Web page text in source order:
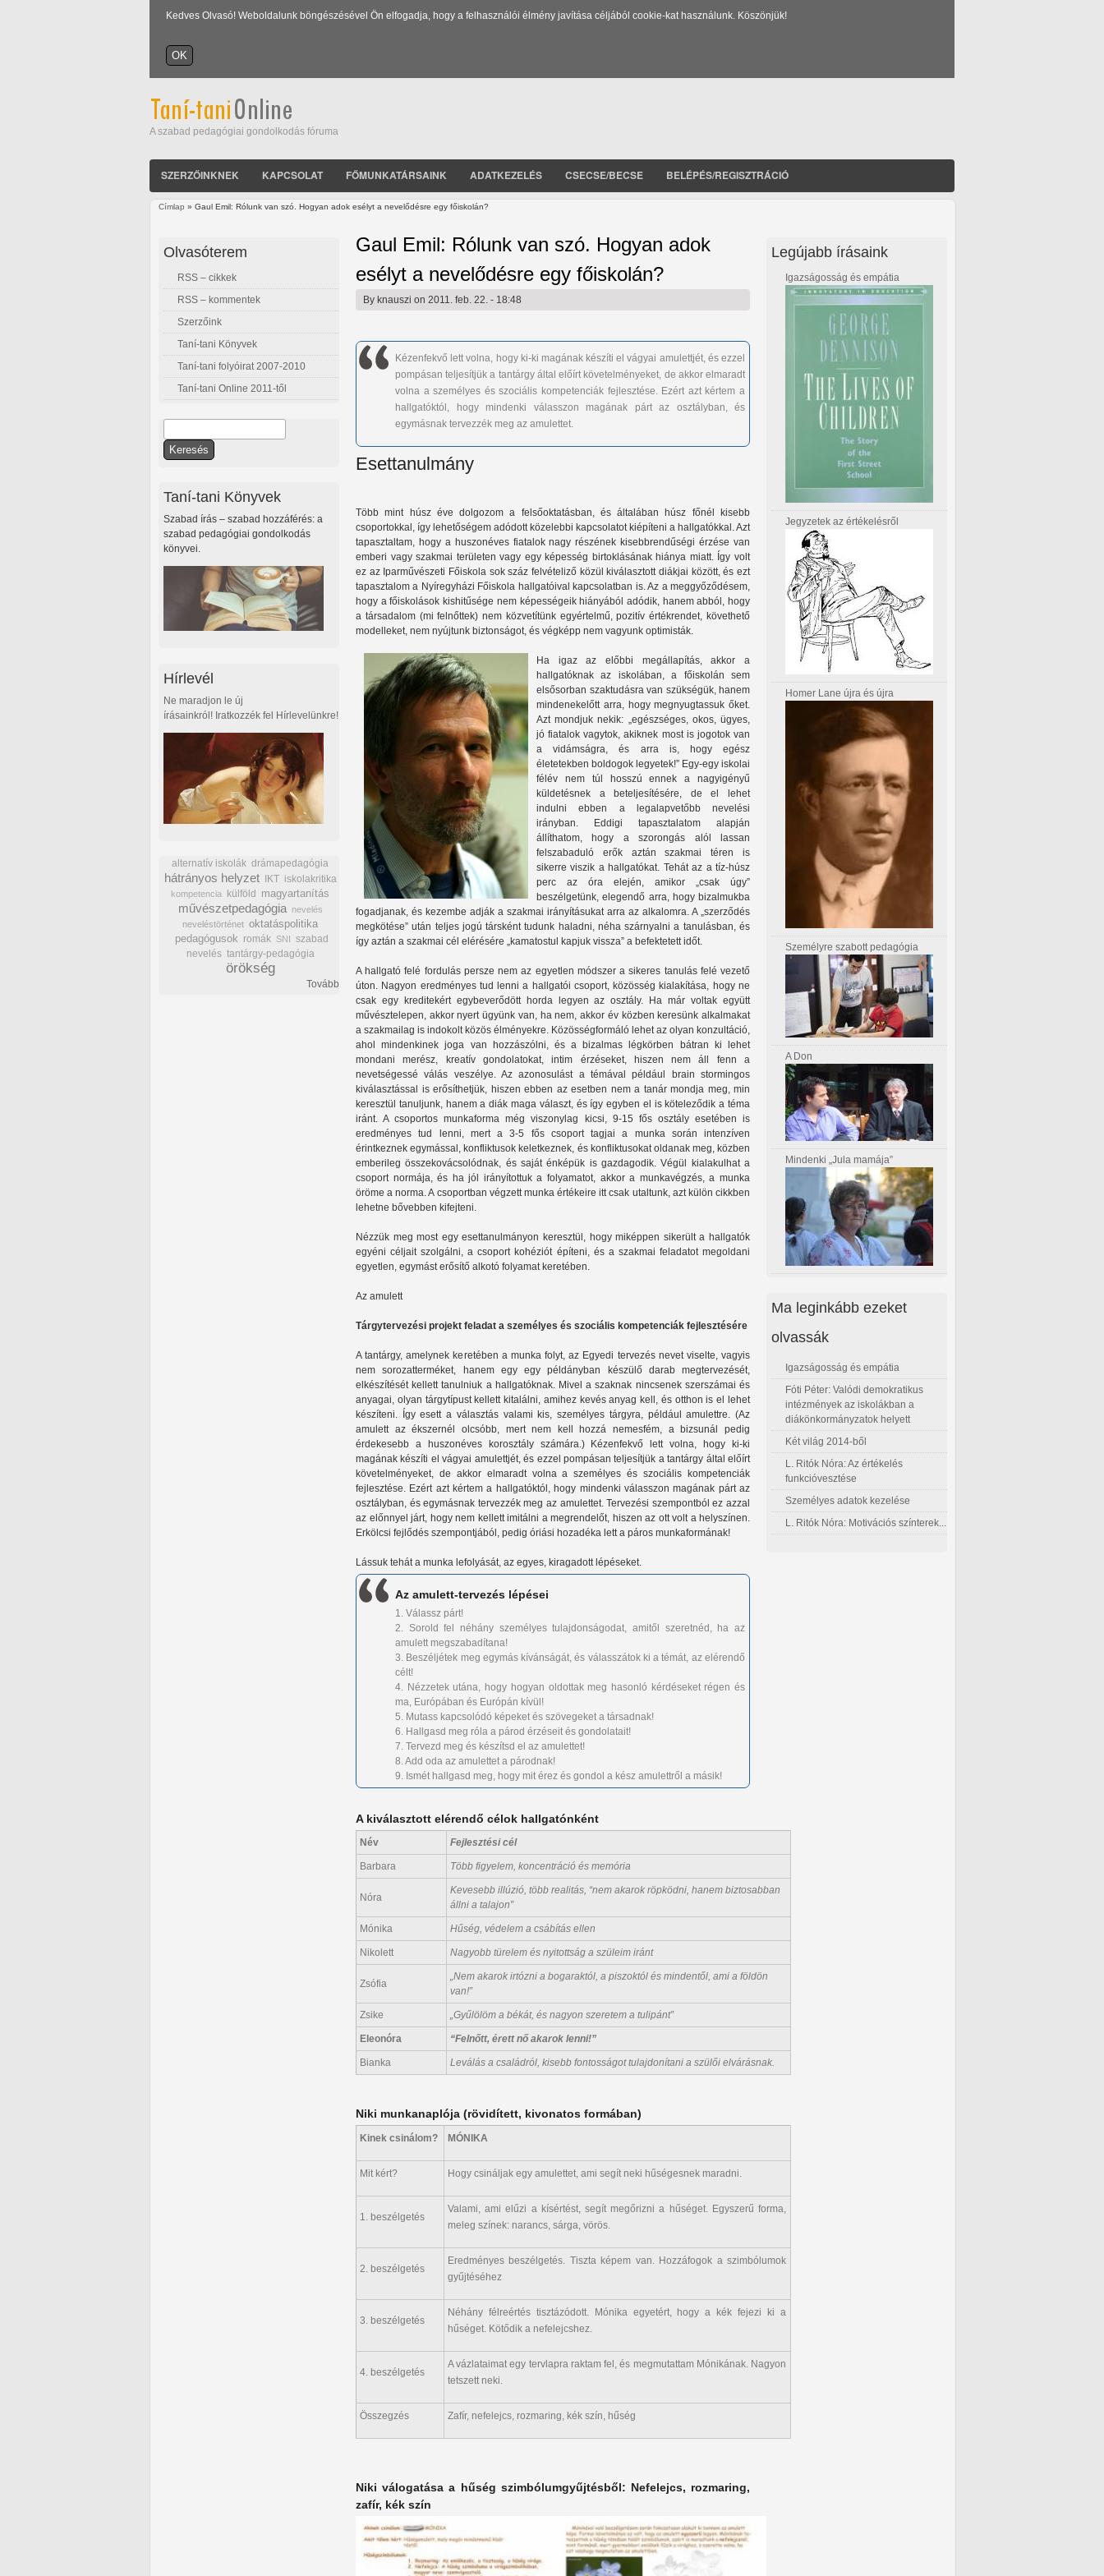
Kedves Olvasó! Weboldalunk böngészésével Ön elfogadja, hogy a felhasználói élmény javítása céljából cookie-kat használunk. Köszönjük!
A szabad pedagógiai gondolkodás fóruma
SZERZŐINKNEK KAPCSOLAT FŐMUNKATÁRSAINK ADATKEZELÉS CSECSE/BECSE BELÉPÉS/REGISZTRÁCIÓ
Címlap » Gaul Emil: Rólunk van szó. Hogyan adok esélyt a nevelődésre egy főiskolán?
Gaul Emil: Rólunk van szó. Hogyan adok
esélyt a nevelődésre egy főiskolán?
By knauszi on 2011. feb. 22. - 18:48
Kézenfekvő lett volna, hogy ki-ki magának készíti el vágyai amulettjét, és ezzel
pompásan teljesítjük a tantárgy által előírt követelményeket, de akkor elmaradt
volna a személyes és szociális kompetenciák fejlesztése. Ezért azt kértem a
hallgatóktól, hogy mindenki válasszon magának párt az osztályban, és
egymásnak tervezzék meg az amulettet.
Esettanulmány
Több mint húsz éve dolgozom a felsőoktatásban, és általában húsz főnél kisebb
csoportokkal, így lehetőségem adódott közelebbi kapcsolatot kiépíteni a hallgatókkal. Azt
tapasztaltam, hogy a huszonéves fiatalok nagy részének kisebbrendűségi érzése van
emberi vagy szakmai területen vagy egy képesség birtoklásának hiánya miatt. Így volt
ez az Iparművészeti Főiskola sok száz felvételiző közül kiválasztott diákjai között, és ezt
tapasztalom a Nyíregyházi Főiskola hallgatóival kapcsolatban is. Az a meggyőződésem,
hogy a főiskolások kishitűsége nem képességeik hiányából adódik, hanem abból, hogy
a társadalom (mi felnőttek) nem közvetítünk egyértelmű, pozitív értékrendet, követhető
modelleket, nem nyújtunk biztonságot, és végképp nem vagyunk optimisták.
Ha igaz az előbbi megállapítás, akkor a
hallgatóknak az iskolában, a főiskolán sem
elsősorban szaktudásra van szükségük, hanem
mindenekelőtt arra, hogy megnyugtassuk őket.
Azt mondjuk nekik: „egészséges, okos, ügyes,
jó fiatalok vagytok, akiknek most is jogotok van
a vidámságra, és arra is, hogy egész
életetekben boldogok legyetek!” Egy-egy iskolai
félév nem túl hosszú ennek a nagyigényű
küldetésnek a beteljesítésére, de el lehet
indulni ebben a legalapvetőbb nevelési
irányban. Eddigi tapasztalatom alapján
állíthatom, hogy a szorongás alól lassan
felszabaduló erők aztán szakmai téren is
sikerre viszik a hallgatókat. Tehát az a tíz-húsz
perc az óra elején, amikor „csak úgy”
beszélgetünk, elegendő arra, hogy bizalmukba
fogadjanak, és kezembe adják a szakmai irányításukat arra az alkalomra. A „szerződés
megkötése” után teljes jogú társként tudunk haladni, néha szárnyalni a tanulásban, és
így aztán a szakmai cél elérésére „kamatostul kapjuk vissza” a befektetett időt.
A hallgató felé fordulás persze nem az egyetlen módszer a sikeres tanulás felé vezető
úton. Nagyon eredményes tud lenni a hallgatói csoport, közösség kialakítása, hogy ne
csak egy kreditekért egybeverődött horda legyen az osztály. Ha már voltak együtt
művésztelepen, akkor nyert ügyünk van, ha nem, akkor év közben keresünk alkalmakat
a szakmailag is indokolt közös élményekre. Közösségformáló lehet az olyan konzultáció,
ahol mindenkinek joga van hozzászólni, és a bizalmas légkörben bátran ki lehet
mondani merész, kreatív gondolatokat, intim érzéseket, hiszen nem áll fenn a
nevetségessé válás veszélye. Az azonosulást a témával például brain stormingos
kiválasztással is erősíthetjük, hiszen ebben az esetben nem a tanár mondja meg, min
keresztül tanuljunk, hanem a diák maga választ, és így egyben el is köteleződik a téma
iránt. A csoportos munkaforma még viszonylag kicsi, 9-15 fős osztály esetében is
eredményes tud lenni, mert a 3-5 fős csoport tagjai a munka során intenzíven
érintkeznek egymással, konfliktusok keletkeznek, és konfliktusokat oldanak meg, közben
emberileg összekovácsolódnak, és saját énképük is gazdagodik. Végül kialakulhat a
csoport normája, és ha jól irányítottuk a folyamatot, akkor a munkavégzés, a munka
öröme a norma. A csoportban végzett munka értékeire itt csak utaltunk, azt külön cikkben
lehetne bővebben kifejteni.
Nézzük meg most egy esettanulmányon keresztül, hogy miképpen sikerült a hallgatók
egyéni céljait szolgálni, a csoport kohéziót építeni, és a szakmai feladatot megoldani
egyetlen, egymást erősítő alkotó folyamat keretében.
Az amulett
Tárgytervezési projekt feladat a személyes és szociális kompetenciák fejlesztésére
A tantárgy, amelynek keretében a munka folyt, az Egyedi tervezés nevet viselte, vagyis
nem sorozatterméket, hanem egy egy példányban készülő darab megtervezését,
elkészítését kellett tanulniuk a hallgatóknak. Mivel a szaknak nincsenek szerszámai és
anyagai, olyan tárgytípust kellett kitalálni, amihez kevés anyag kell, és otthon is el lehet
készíteni. Így esett a választás valami kis, személyes tárgyra, például amulettre. (Az
amulett az ékszernél olcsóbb, mert nem kell hozzá nemesfém, a bizsunál pedig
érdekesebb a huszonéves korosztály számára.) Kézenfekvő lett volna, hogy ki-ki
magának készíti el vágyai amulettjét, és ezzel pompásan teljesítjük a tantárgy által előírt
követelményeket, de akkor elmaradt volna a személyes és szociális kompetenciák
fejlesztése. Ezért azt kértem a hallgatóktól, hogy mindenki válasszon magának párt az
osztályban, és egymásnak tervezzék meg az amulettet. Tervezési szempontból ez azzal
az előnnyel járt, hogy nem kellett imitálni a megrendelőt, hiszen az ott volt a helyszínen.
Erkölcsi fejlődés szempontjából, pedig óriási hozadéka lett a páros munkaformának!
Lássuk tehát a munka lefolyását, az egyes, kiragadott lépéseket.
Az amulett-tervezés lépései
1. Válassz párt!
2. Sorold fel néhány személyes tulajdonságodat, amitől szeretnéd, ha az
amulett megszabadítana!
3. Beszéljétek meg egymás kívánságát, és válasszátok ki a témát, az elérendő
célt!
4. Nézzetek utána, hogy hogyan oldottak meg hasonló kérdéseket régen és
ma, Európában és Európán kívül!
5. Mutass kapcsolódó képeket és szövegeket a társadnak!
6. Hallgasd meg róla a párod érzéseit és gondolatait!
7. Tervezd meg és készítsd el az amulettet!
8.Add oda az amulettet a párodnak!
9. Ismét hallgasd meg, hogy mit érez és gondol a kész amulettről a másik!
A kiválasztott elérendő célok hallgatónként
Név Fejlesztési cél
Barbara Több figyelem, koncentráció és memória
Nóra
Kevesebb illúzió, több realitás, “nem akarok röpködni, hanem biztosabban
állni a talajon”
Mónika Hűség, védelem a csábítás ellen
Nikolett Nagyobb türelem és nyitottság a szüleim iránt
Zsófia
„Nem akarok irtózni a bogaraktól, a piszoktól és mindentől, ami a földön
van!”
Zsike „Gyűlölöm a békát, és nagyon szeretem a tulipánt”
Eleonóra “Felnőtt, érett nő akarok lenni!”
Bianka Leválás a családról, kisebb fontosságot tulajdonítani a szülői elvárásnak.
Niki munkanaplója (rövidített, kivonatos formában)
Kinek csinálom? MÓNIKA
Mit kért? Hogy csináljak egy amulettet, ami segít neki hűségesnek maradni.
1. beszélgetés
Valami, ami elűzi a kísértést, segít megőrizni a hűséget. Egyszerű forma,
meleg színek: narancs, sárga, vörös.
2. beszélgetés
Eredményes beszélgetés. Tiszta képem van. Hozzáfogok a szimbólumok
gyűjtéséhez
3. beszélgetés
Néhány félreértés tisztázódott. Mónika egyetért, hogy a kék fejezi ki a
hűséget. Kötődik a nefelejcshez.
4. beszélgetés
A vázlataimat egy tervlapra raktam fel, és megmutattam Mónikának. Nagyon
tetszett neki.
Összegzés Zafír, nefelejcs, rozmaring, kék szín, hűség
Niki válogatása a hűség szimbólumgyűjtésből: Nefelejcs, rozmaring,
zafír, kék szín
Olvasóterem
RSS – cikkek
RSS – kommentek
Szerzőink
Taní-tani Könyvek
Taní-tani folyóirat 2007-2010
Taní-tani Online 2011-től
Keresés űrlap
Taní-tani Könyvek
Szabad írás – szabad hozzáférés: a
szabad pedagógiai gondolkodás
könyvei.
Hírlevél
Ne maradjon le új
írásainkról! Iratkozzék fel Hírlevelünkre!
alternatív iskolák drámapedagógia
hátrányos helyzet IKT iskolakritika
kompetencia külföld magyartanítás
művészetpedagógia
nevelés
neveléstörténet oktatáspolitika
pedagógusok romák SNI szabad
nevelés tantárgy-pedagógia
örökség
Tovább
Legújabb írásaink
Igazságosság és empátia
Jegyzetek az értékelésről
Homer Lane újra és újra
Személyre szabott pedagógia
A Don
Mindenki „Jula mamája”
Ma leginkább ezeket
olvassák
Igazságosság és empátia
Fóti Péter: Valódi demokratikus
intézmények az iskolákban a
diákönkormányzatok helyett
Két világ 2014-ből
L. Ritók Nóra: Az értékelés
funkcióvesztése
Személyes adatok kezelése
L. Ritók Nóra: Motivációs színterek...